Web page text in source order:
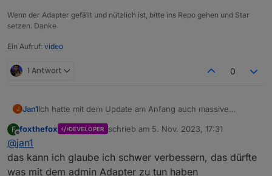
Wenn der Adapter gefällt und nützlich ist, bitte ins Repo gehen und Star
setzen. Danke
Ein Aufruf: video
1 Antwort 0
J Jan1Ich hatte mit dem Update am Anfang auch massive
den Admi downgraden konnte. Ich hatte den Adapter
installiert, was nun auch ohne weitere Fehler läuft. Hier
beißt sich wohl etwas beim Update, was zu sehr
F
Offline
foxthefox DEVELOPER schrieb am 5. Nov. 2023, 17:31
zuletzt editiert von
@jan1
das kann ich glaube ich schwer verbessern, das dürfte
was mit dem admin Adapter zu tun haben